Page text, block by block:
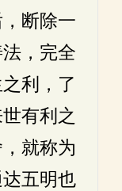
断除一
，完全
利，了
有利之
就称为
五明也